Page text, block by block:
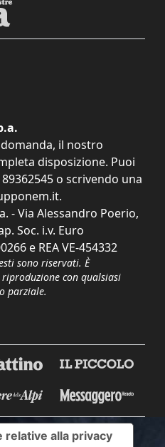
il nostro
disposizione. Puoi
o scrivendo una
.
- Via Alessandro Poerio,
Soc. i.v. Euro
e REA VE-454332
sono riservati. È
con qualsiasi
parziale.
alla privacy